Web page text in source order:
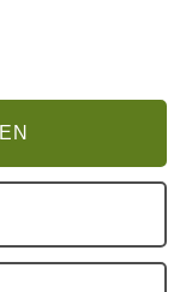
Kirchen